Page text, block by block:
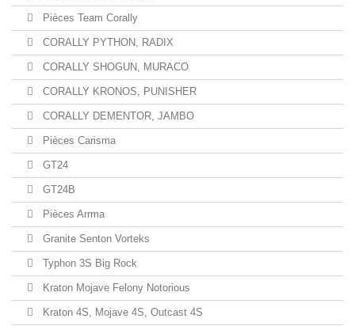
Pièces Team Corally
CORALLY PYTHON, RADIX
CORALLY SHOGUN, MURACO
CORALLY KRONOS, PUNISHER
CORALLY DEMENTOR, JAMBO
Pièces Carisma
GT24
GT24B
Pièces Arrma
Granite Senton Vorteks
Typhon 3S Big Rock
Kraton Mojave Felony Notorious
Kraton 4S, Mojave 4S, Outcast 4S